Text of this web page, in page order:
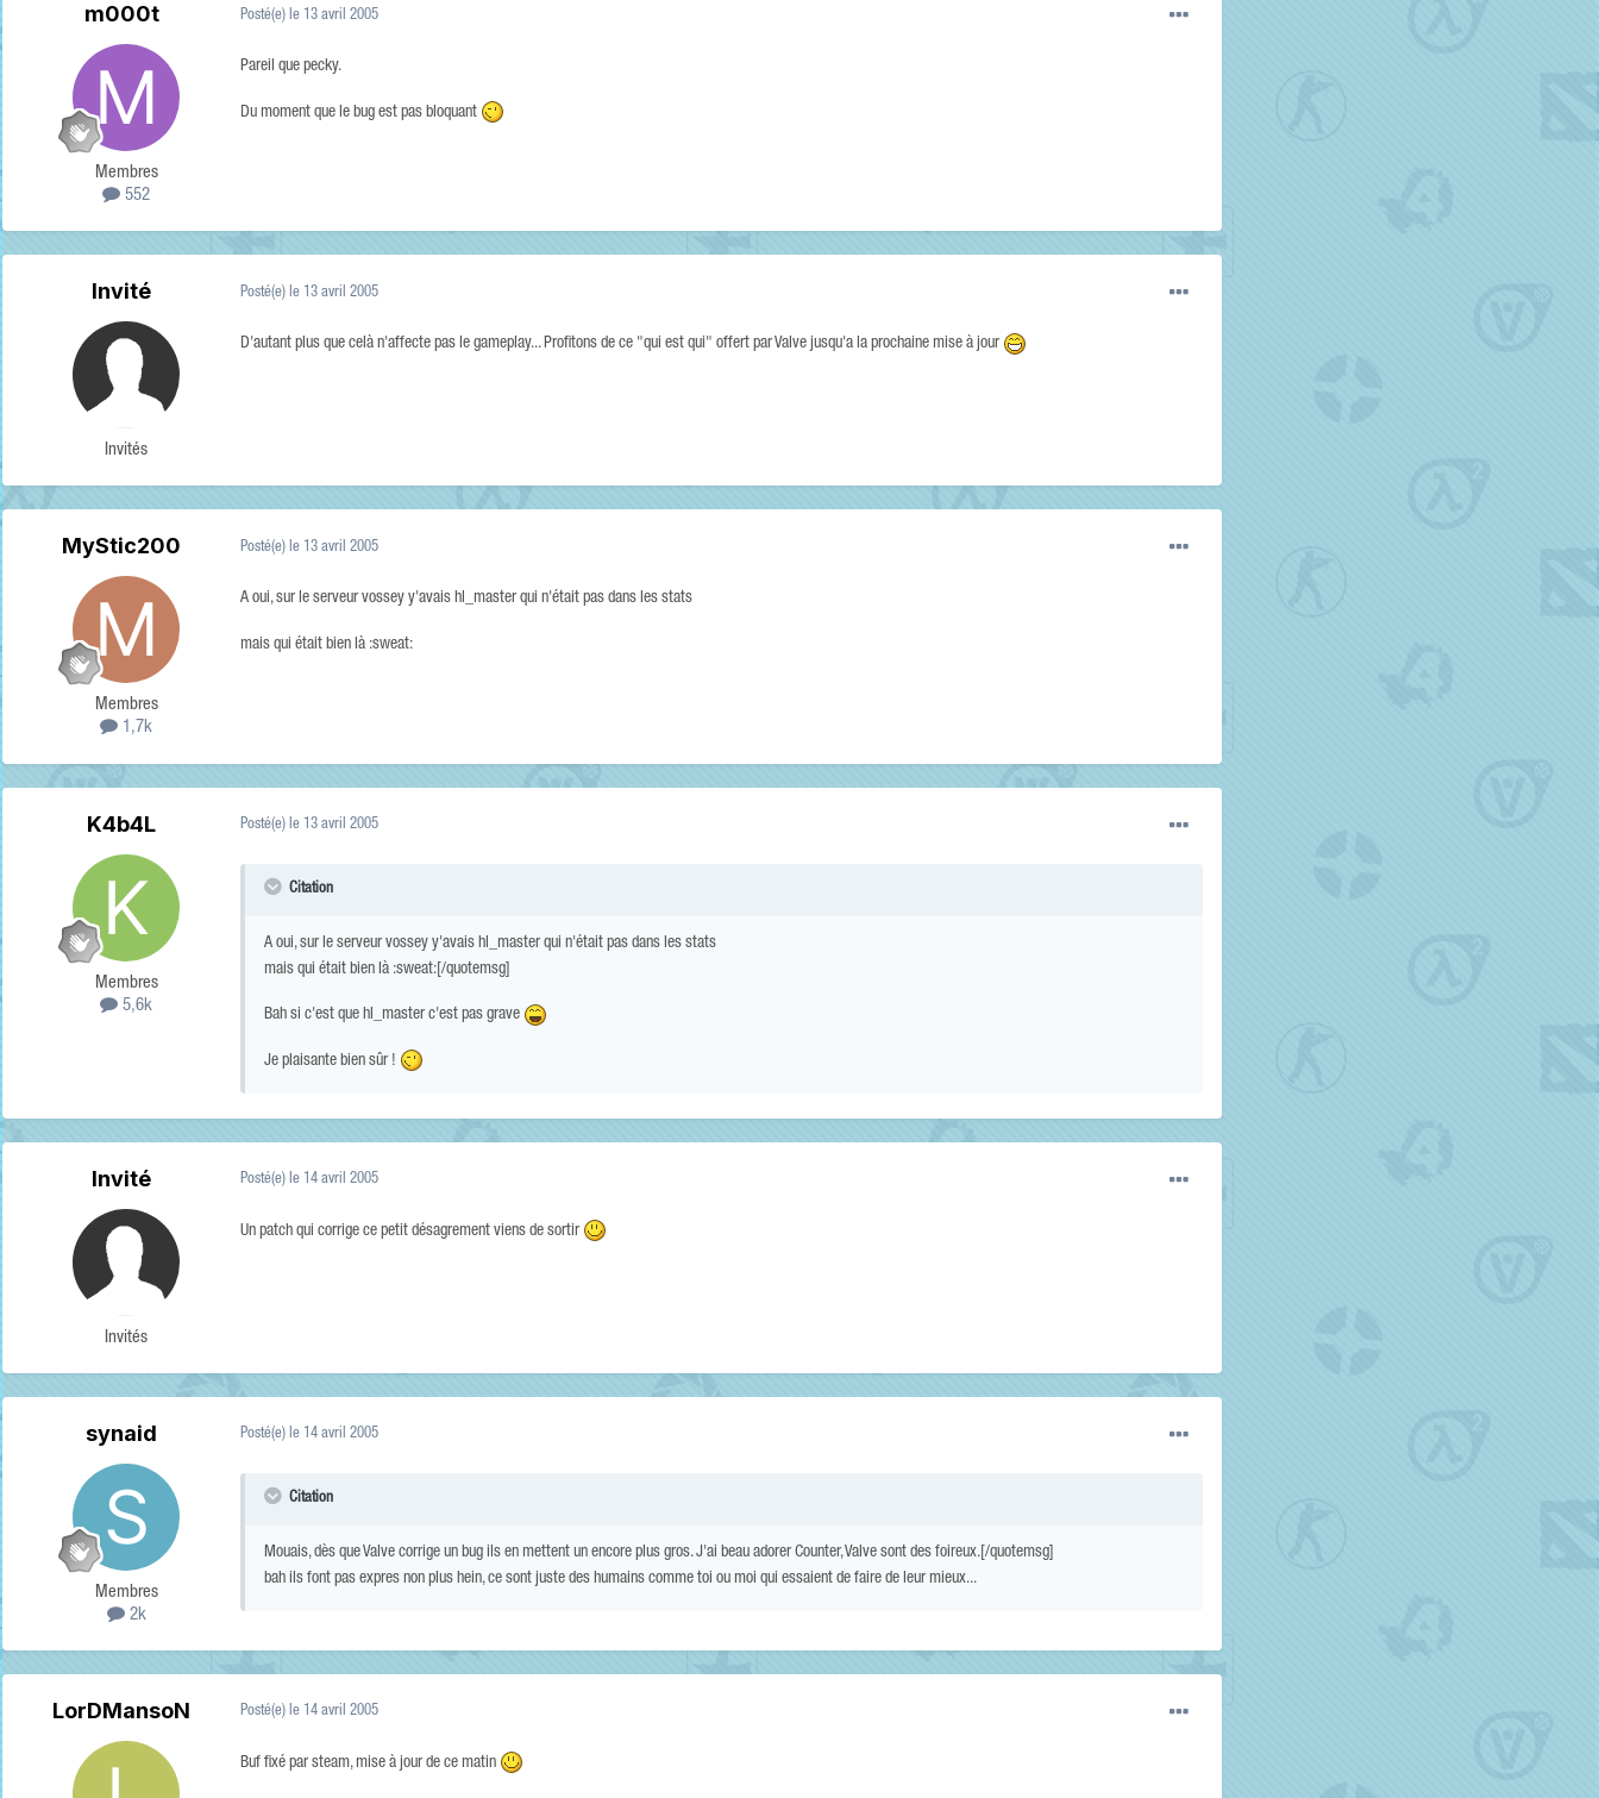
m000t
Membres
552
Posté(e) le 13 avril 2005
Pareil que pecky.
Du moment que le bug est pas bloquant
Invité
Invités
Posté(e) le 13 avril 2005
D'autant plus que celà n'affecte pas le gameplay... Profitons de ce "qui est qui" offert par Valve jusqu'a la prochaine mise à jour
MyStic200
Membres
1,7k
Posté(e) le 13 avril 2005
A oui, sur le serveur vossey y'avais hl_master qui n'était pas dans les stats
mais qui était bien là :sweat:
K4b4L
Membres
5,6k
Posté(e) le 13 avril 2005
Citation
A oui, sur le serveur vossey y'avais hl_master qui n'était pas dans les stats
mais qui était bien là :sweat:[/quotemsg]
Bah si c'est que hl_master c'est pas grave
Je plaisante bien sûr !
Invité
Invités
Posté(e) le 14 avril 2005
Un patch qui corrige ce petit désagrement viens de sortir
synaid
Membres
2k
Posté(e) le 14 avril 2005
Citation
Mouais, dès que Valve corrige un bug ils en mettent un encore plus gros. J'ai beau adorer Counter, Valve sont des foireux.[/quotemsg]
bah ils font pas expres non plus hein, ce sont juste des humains comme toi ou moi qui essaient de faire de leur mieux...
LorDMansoN Posté(e) le 14 avril 2005
Buf fixé par steam, mise à jour de ce matin